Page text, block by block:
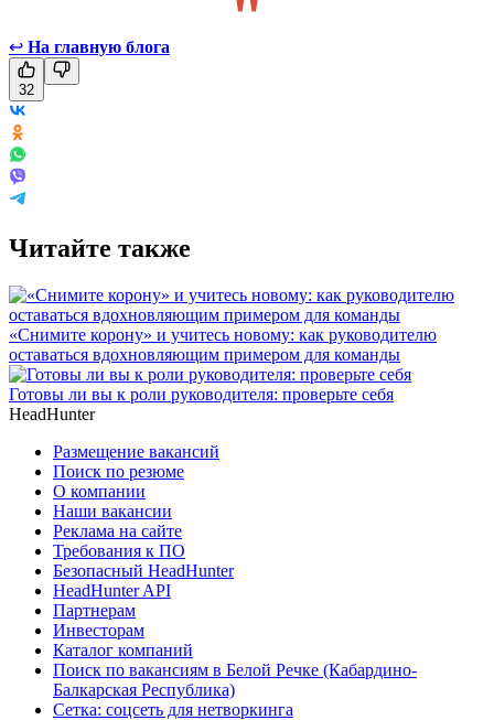
↩ На главную блога
32
Читайте также
«Снимите корону» и учитесь новому: как руководителю
оставаться вдохновляющим примером для команды
Готовы ли вы к роли руководителя: проверьте себя
HeadHunter
Размещение вакансий
Поиск по резюме
О компании
Наши вакансии
Реклама на сайте
Требования к ПО
Безопасный HeadHunter
HeadHunter API
Партнерам
Инвесторам
Каталог компаний
Поиск по вакансиям в Белой Речке (Кабардино-
Балкарская Республика)
Сетка: соцсеть для нетворкинга